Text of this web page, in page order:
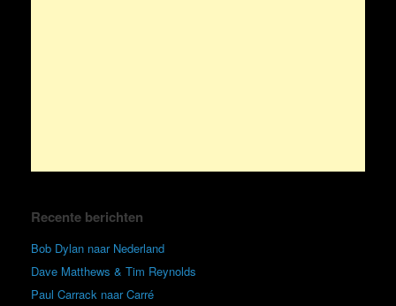
Recente berichten
Bob Dylan naar Nederland
Dave Matthews & Tim Reynolds
Paul Carrack naar Carré